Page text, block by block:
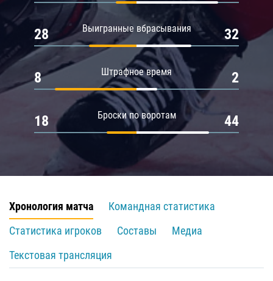
Выигранные вбрасывания
28 32
Штрафное время
8 2
Броски по воротам
18 44
Хронология матча
Командная статистика
Статистика игроков
Составы
Медиа
Текстовая трансляция